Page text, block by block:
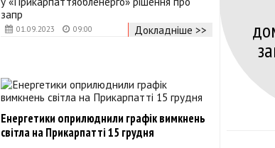
01.09.2023 09:00
запр
Докладніше >>
Енергетики оприлюднили графік вимкнень
світла на Прикарпатті 15 грудня